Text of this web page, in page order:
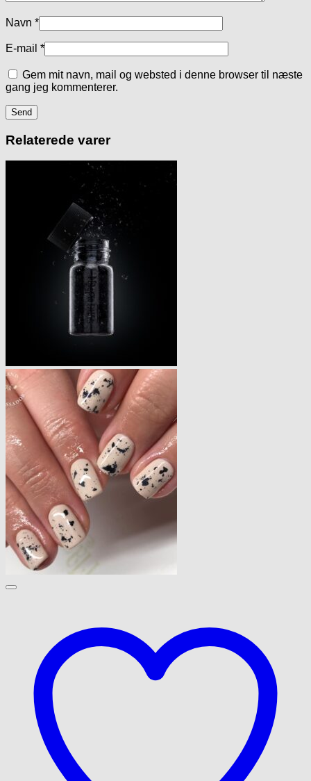
Navn *
E-mail *
Gem mit navn, mail og websted i denne browser til næste
gang jeg kommenterer.
Relaterede varer